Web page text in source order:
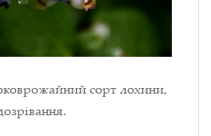
сорт лохини,